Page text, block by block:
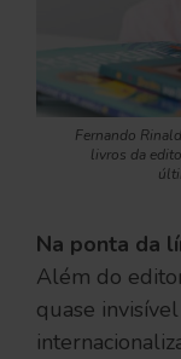
Fernando
livros da
Na ponta da
Além do
quase